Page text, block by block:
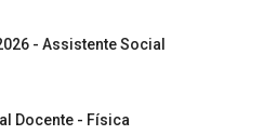
- Assistente Social
Docente - Física